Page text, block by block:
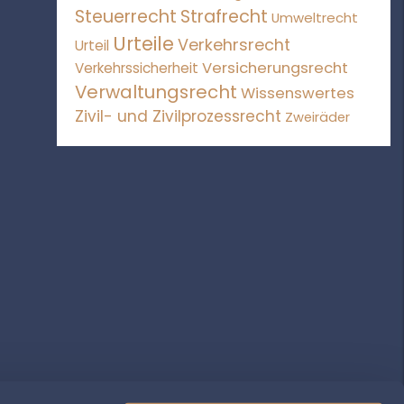
Steuerrecht Strafrecht Umweltrecht
Urteil Urteile Verkehrsrecht
Verkehrssicherheit Versicherungsrecht
Verwaltungsrecht Wissenswertes
Zivil- und Zivilprozessrecht Zweiräder